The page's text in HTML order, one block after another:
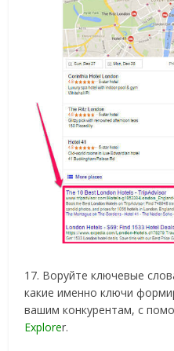
17. Воруйте ключевые
какие именно ключи
вашим конкурентам, с
Explorer.